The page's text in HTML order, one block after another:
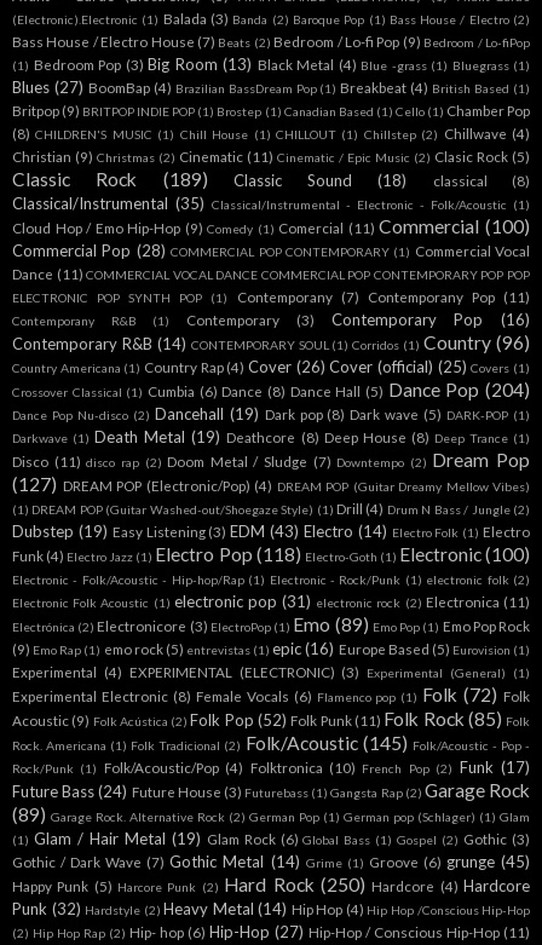
(Electronic).Electronic (1) Balada (3) Banda (2) Baroque Pop (1) Bass House / Electro (2)
Bass House / Electro House (7) Beats (2) Bedroom / Lo-fi Pop (9) Bedroom / Lo-fiPop
(1) Bedroom Pop (3) Big Room (13) Black Metal (4) Blue -grass (1) Bluegrass (1)
Blues (27) BoomBap (4) Brazilian BassDream Pop (1) Breakbeat (4) British Based (1)
Britpop (9) BRITPOP INDIE POP (1) Brostep (1) Canadian Based (1) Cello (1) Chamber Pop
(8) CHILDREN'S MUSIC (1) Chill House (1) CHILLOUT (1) Chillstep (2) Chillwave (4)
Christian (9) Christmas (2) Cinematic (11) Cinematic / Epic Music (2) Clasic Rock (5)
Classic Rock (189) Classic Sound (18) classical (8)
Classical/Instrumental (35) Classical/Instrumental - Electronic - Folk/Acoustic (1)
Cloud Hop / Emo Hip-Hop (9) Comedy (1) Comercial (11) Commercial (100)
Commercial Pop (28) COMMERCIAL POP CONTEMPORARY (1) Commercial Vocal
Dance (11) COMMERCIAL VOCAL DANCE COMMERCIAL POP CONTEMPORARY POP POP
ELECTRONIC POP SYNTH POP
(1) Contemporany (7) Contemporany Pop (11)
Contemporany R&B (1) Contemporary (3) Contemporary Pop
(16)
Contemporary R&B (14) CONTEMPORARY SOUL (1) Corridos (1) Country (96)
Country Americana (1) Country Rap (4) Cover (26) Cover (official) (25) Covers (1)
Crossover Classical (1) Cumbia (6) Dance (8) Dance Hall (5) Dance Pop (204)
Dance Pop Nu-disco (2) Dancehall (19) Dark pop (8) Dark wave (5) DARK-POP (1)
Darkwave (1) Death Metal (19) Deathcore (8) Deep House (8) Deep Trance (1)
Disco (11) disco rap (2) Doom Metal / Sludge (7) Downtempo (2) Dream Pop
(127) DREAM POP (Electronic/Pop) (4) DREAM POP (Guitar Dreamy Mellow Vibes)
(1) DREAM POP (Guitar Washed-out/Shoegaze Style) (1) Drill (4) Drum N Bass / Jungle (2)
Dubstep (19) Easy Listening (3) EDM (43) Electro (14) Electro Folk (1) Electro
Funk (4) Electro Jazz (1) Electro Pop (118) Electro-Goth (1) Electronic(100)
Electronic - Folk/Acoustic - Hip-hop/Rap (1) Electronic - Rock/Punk (1) electronic folk (2)
Electronic Folk Acoustic (1) electronic pop (31) electronic rock (2) Electronica (11)
Electrónica (2) Electronicore (3) ElectroPop (1) Emo (89) Emo Pop (1) Emo Pop Rock
(9) Emo Rap (1) emo rock (5) entrevistas (1) epic (16) Europe Based (5) Eurovision (1)
Experimental (4) EXPERIMENTAL (ELECTRONIC) (3) Experimental (General) (1)
Experimental Electronic (8) Female Vocals (6) Flamenco pop (1) Folk (72) Folk
Acoustic (9) Folk Acústica (2) Folk Pop (52) Folk Punk (11) Folk Rock (85) Folk
Rock. Americana (1) Folk Tradicional (2) Folk/Acoustic (145) Folk/Acoustic - Pop -
Rock/Punk (1) Folk/Acoustic/Pop (4) Folktronica (10) French Pop (2) Funk (17)
Future Bass (24) Future House (3) Futurebass (1) Gangsta Rap (2) Garage Rock
(89) Garage Rock. Alternative Rock (2) German Pop (1) German pop (Schlager) (1) Glam
(1) Glam / Hair Metal (19) Glam Rock (6) Global Bass (1) Gospel (2) Gothic (3)
Gothic / Dark Wave (7) Gothic Metal (14) Grime (1) Groove (6) grunge (45)
Happy Punk (5) Harcore Punk (2) Hard Rock (250) Hardcore (4) Hardcore
Punk (32) Hardstyle (2) Heavy Metal (14) Hip Hop (4) Hip Hop /Conscious Hip-Hop
(2) Hip Hop Rap (2) Hip- hop (6) Hip-Hop (27) Hip-Hop / Conscious Hip-Hop (11)